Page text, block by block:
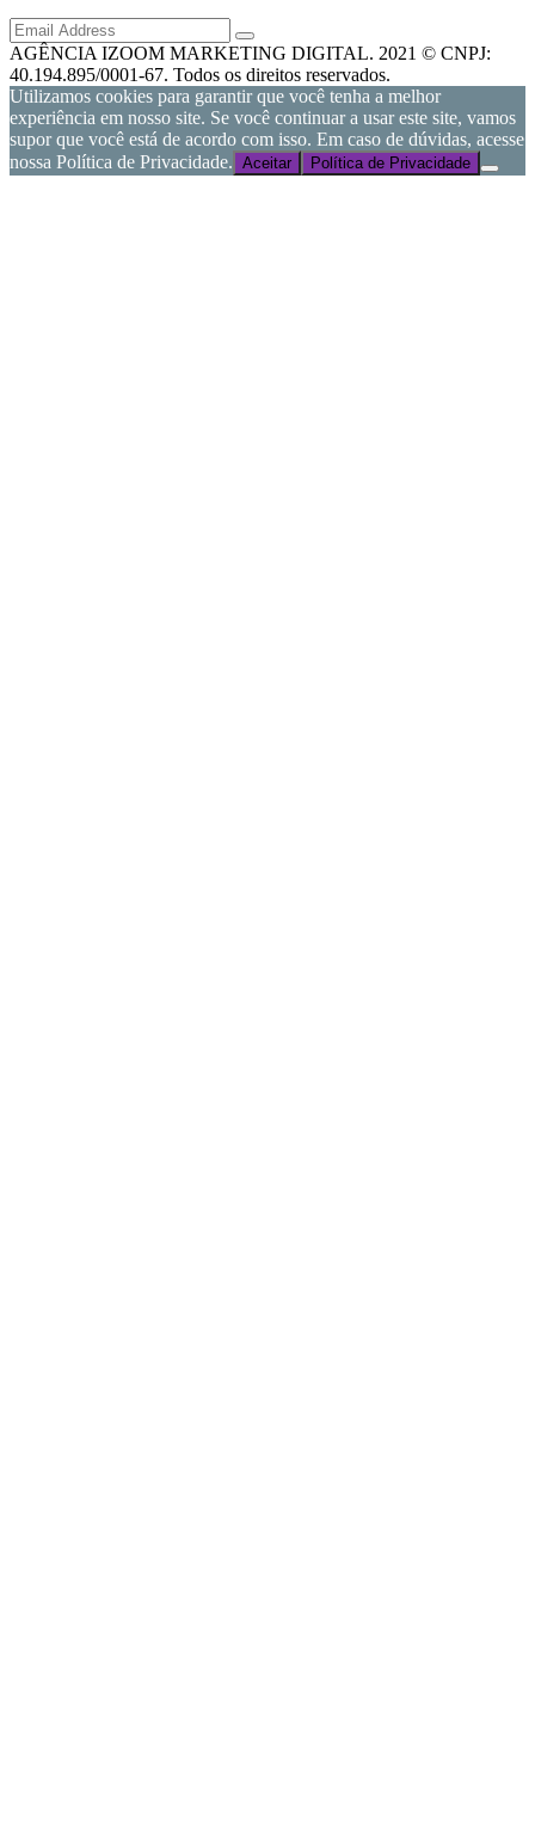
AGÊNCIA IZOOM MARKETING DIGITAL. 2021 © CNPJ:
40.194.895/0001-67. Todos os direitos reservados.
Utilizamos cookies para garantir que você tenha a melhor
experiência em nosso site. Se você continuar a usar este site, vamos
supor que você está de acordo com isso. Em caso de dúvidas, acesse
nossa Política de Privacidade. Aceitar Política de Privacidade